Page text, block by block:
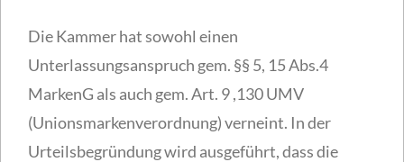
Die Kammer hat sowohl einen
Unterlassungsanspruch gem. §§ 5, 15 Abs.4
MarkenG als auch gem. Art. 9 ,130 UMV
(Unionsmarkenverordnung) verneint. In der
Urteilsbegründung wird ausgeführt, dass die